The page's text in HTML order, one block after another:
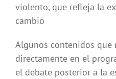
violento, que refleja la
cambio
Algunos contenidos que
directamente en el
el debate posterior a la